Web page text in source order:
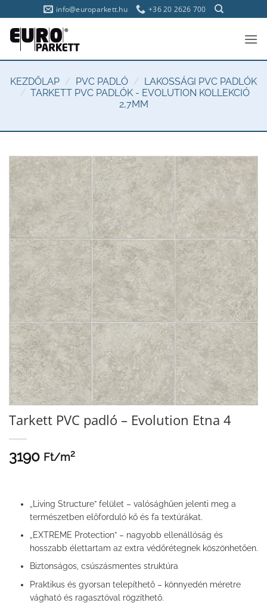
to
content
info@europarkett.hu +36 20 2626 700
KEZDŐLAP / PVC PADLÓ / LAKOSSÁGI PVC PADLÓK
/ TARKETT PVC PADLÓK - EVOLUTION KOLLEKCIÓ
2,7MM
Tarkett PVC padló – Evolution Etna 4
3190 Ft/m2
„Living Structure” felület – valósághűen jelenti meg a
természetben előforduló kő és fa textúrákat.
„EXTREME Protection” – nagyobb ellenállóság és
hosszabb élettartam az extra védőrétegnek köszönhetően.
Biztonságos, csúszásmentes struktúra
Praktikus és gyorsan telepíthető – könnyedén méretre
vágható és ragasztóval rögzíthető.